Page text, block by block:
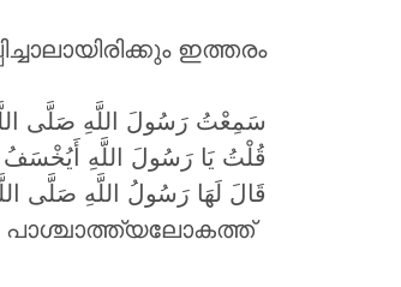
ഇത്തരം
سَمِعْتُ رَسُولَ اللَّهِ صَلَّى
قُلْتُ يَا رَسُولَ اللَّهِ أَيُخْسَفُ
قَالَ لَهَا رَسُولُ اللَّهِ صَلَّى